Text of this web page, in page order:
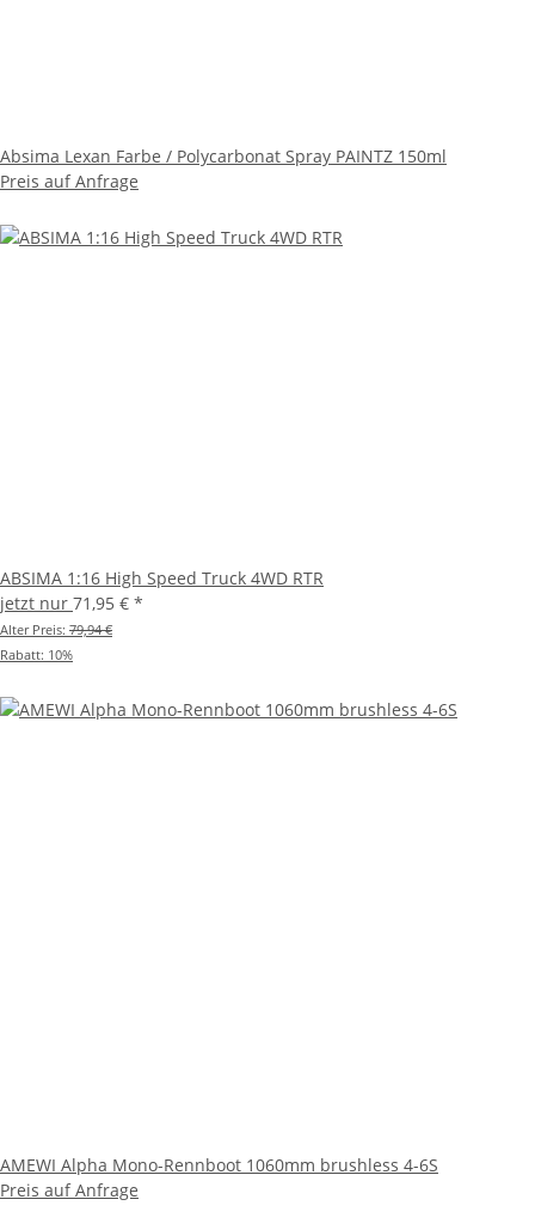
Absima Lexan Farbe / Polycarbonat Spray PAINTZ 150ml
Preis auf Anfrage
ABSIMA 1:16 High Speed Truck 4WD RTR
jetzt nur 71,95 € *
Alter Preis: 79,94 €
Rabatt: 10%
AMEWI Alpha Mono-Rennboot 1060mm brushless 4-6S
Preis auf Anfrage